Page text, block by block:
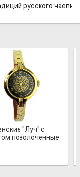
русского
"Луч" с
позолоченные